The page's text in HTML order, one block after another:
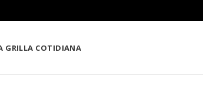
GRILLA COTIDIANA